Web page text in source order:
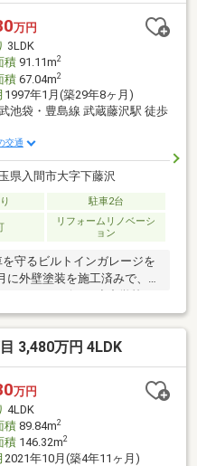
万円
3LDK
積91.11m2
積67.04m2
1997年1月(築29年8ヶ月)
池袋・豊島線 武蔵藤沢駅 徒歩
交通
県入間市大字下藤沢
駐車2台
リフォームリノベーシ
ョン
守るビルトインガレージを
外壁塗装を施工済みで、室
3,480万円 4LDK
万円
4LDK
積89.84m2
積146.32m2
2021年10月(築4年11ヶ月)